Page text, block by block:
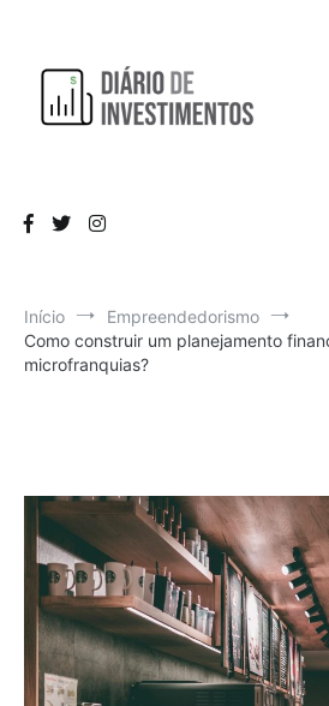
conteúdo
Início
Empreendedorismo
Como construir um planejamento
microfranquias?